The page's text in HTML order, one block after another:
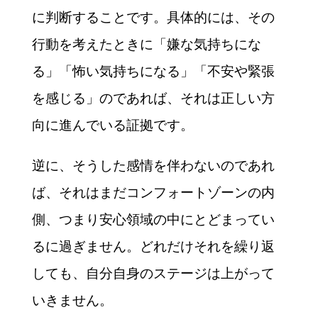
に判断することです。具体的には、その
行動を考えたときに「嫌な気持ちにな
る」「怖い気持ちになる」「不安や緊張
を感じる」のであれば、それは正しい方
向に進んでいる証拠です。
逆に、そうした感情を伴わないのであれ
ば、それはまだコンフォートゾーンの内
側、つまり安心領域の中にとどまってい
るに過ぎません。どれだけそれを繰り返
しても、自分自身のステージは上がって
いきません。